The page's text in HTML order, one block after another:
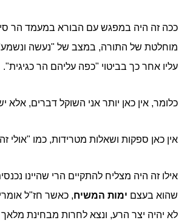
ככה זה היה במפגש עם הבורא במעמד הר
מוחלטת של התורה, במצב של "נעשה
עליו אחר כך בביטוי "כפה עליהם הר כגיגית".
כלומר, אין כאן יותר אני השוקל דברים, אלא
אין כאן ספקות ושאלות מטרידות, כמו "אולי
אילו זה היה מצליח להתקיים הרי שהיינו
שהוא בעצם ימות המשיח, כאשר חז"ל
לא יהיה יצר הרע, ונצא לחרות מבחינת מלאך